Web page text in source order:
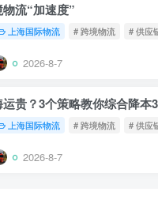
流“加速度”
上海国际物流 # 跨境物流 # 供应
2026-8-7
贵？3个策略教你综合降本
上海国际物流 # 跨境物流 # 供应
2026-8-7